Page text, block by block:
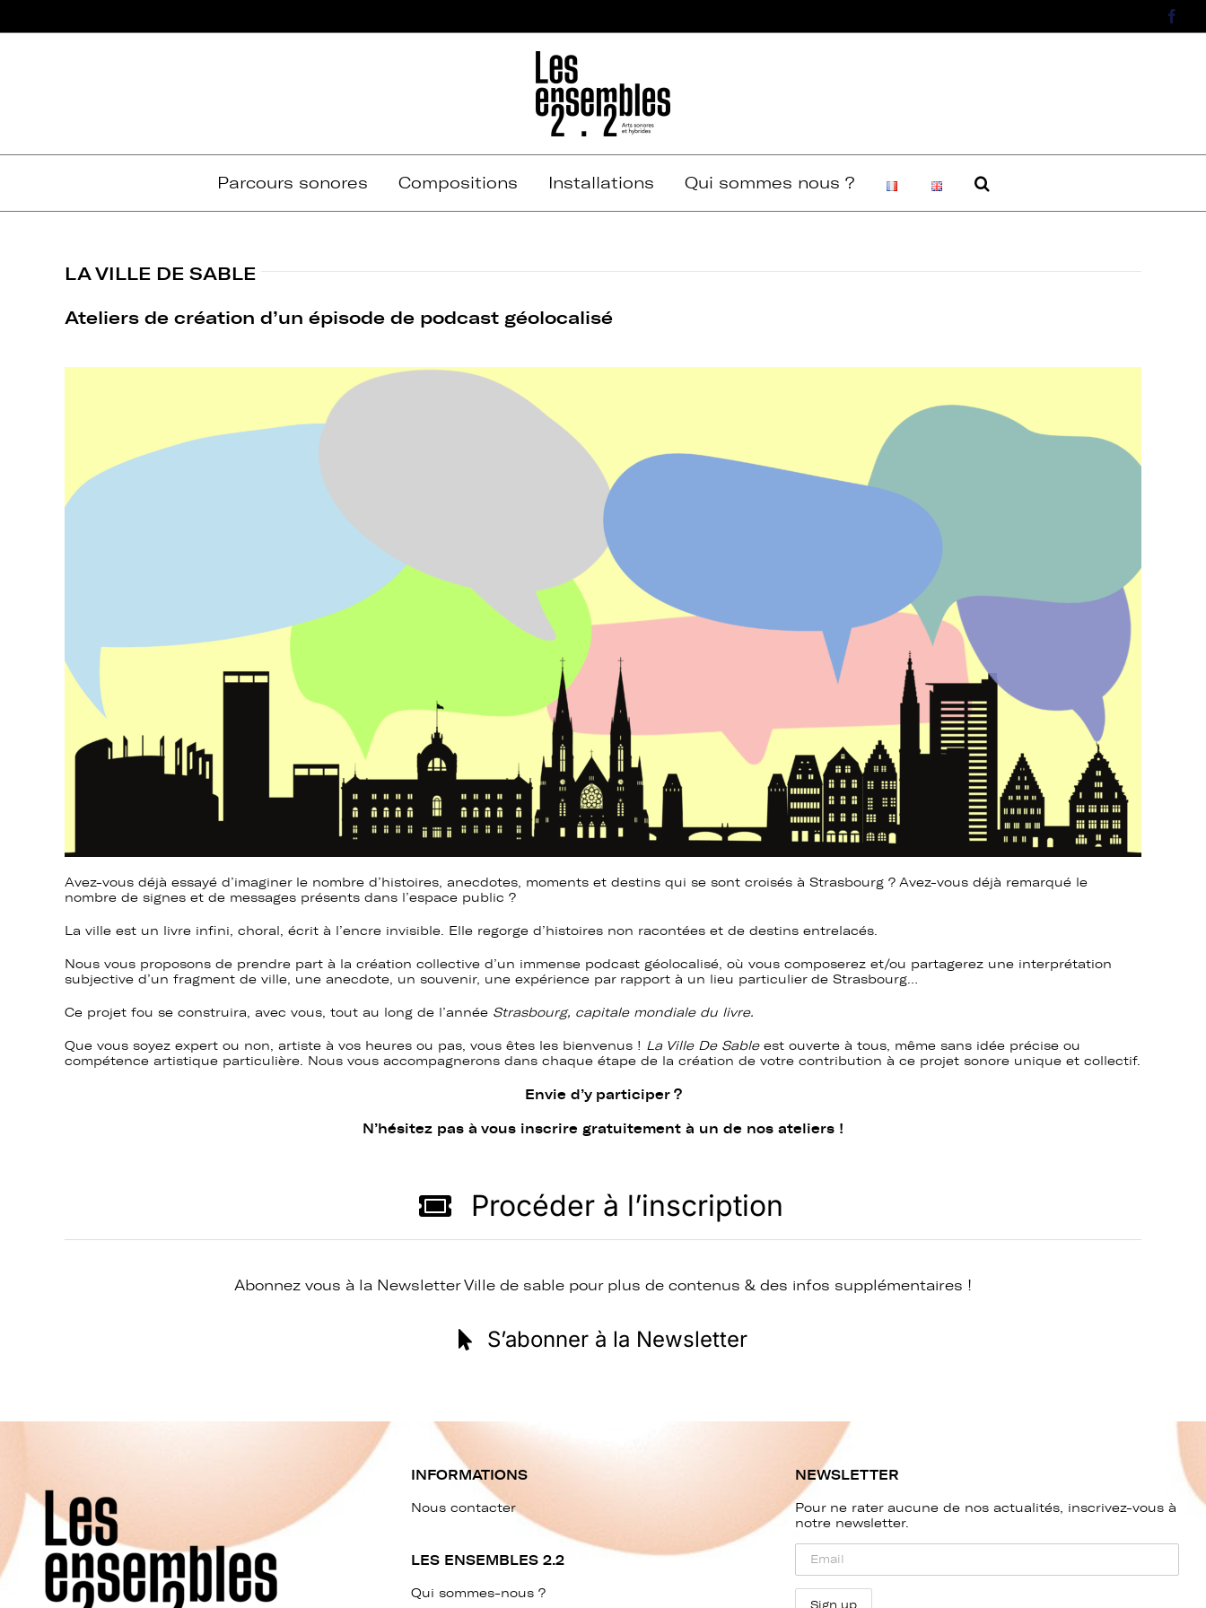
contenu
Parcours sonores Compositions Installations Qui sommes nous ?
LA VILLE DE SABLE
Ateliers de création d’un épisode de podcast géolocalisé
Avez-vous déjà essayé d’imaginer le nombre d’histoires, anecdotes, moments et destins qui se sont croisés à Strasbourg ? Avez-vous déjà remarqué le
nombre de signes et de messages présents dans l’espace public ?
La ville est un livre infini, choral, écrit à l’encre invisible. Elle regorge d’histoires non racontées et de destins entrelacés.
Nous vous proposons de prendre part à la création collective d’un immense podcast géolocalisé, où vous composerez et/ou partagerez une interprétation
subjective d’un fragment de ville, une anecdote, un souvenir, une expérience par rapport à un lieu particulier de Strasbourg…
Ce projet fou se construira, avec vous, tout au long de l’année Strasbourg, capitale mondiale du livre.
Que vous soyez expert ou non, artiste à vos heures ou pas, vous êtes les bienvenus ! La Ville De Sableest ouverte à tous, même sans idée précise ou
compétence artistique particulière. Nous vous accompagnerons dans chaque étape de la création de votre contribution à ce projet sonore unique et collectif.
Envie d’y participer ?
N’hésitez pas à vous inscrire gratuitement à un de nos ateliers !
Procéder à l’inscription
Abonnez vous à la Newsletter Ville de sable pour plus de contenus & des infos supplémentaires !
S’abonner à la Newsletter
INFORMATIONS
Nous contacter
LES ENSEMBLES 2.2
Qui sommes-nous ?
NEWSLETTER
Pour ne rater aucune de nos actualités, inscrivez-vous à
notre newsletter.